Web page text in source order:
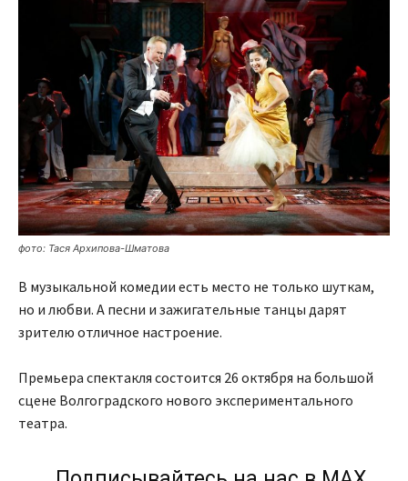
фото: Тася Архипова-Шматова
В музыкальной комедии есть место не только шуткам,
но и любви. А песни и зажигательные танцы дарят
зрителю отличное настроение.
Премьера спектакля состоится 26 октября на большой
сцене Волгоградского нового экспериментального
театра.